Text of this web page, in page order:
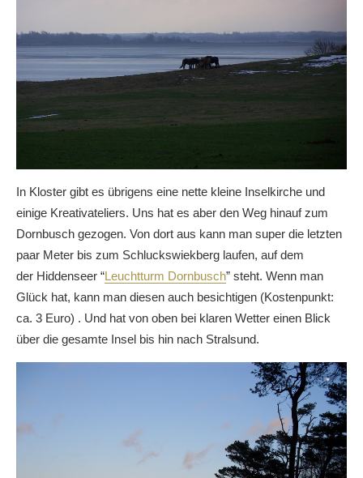
In Kloster gibt es übrigens eine nette kleine Inselkirche und
einige Kreativateliers. Uns hat es aber den Weg hinauf zum
Dornbusch gezogen. Von dort aus kann man super die letzten
paar Meter bis zum Schluckswiekberg laufen, auf dem
der Hiddenseer “Leuchtturm Dornbusch” steht. Wenn man
Glück hat, kann man diesen auch besichtigen (Kostenpunkt:
ca. 3 Euro) . Und hat von oben bei klaren Wetter einen Blick
über die gesamte Insel bis hin nach Stralsund.